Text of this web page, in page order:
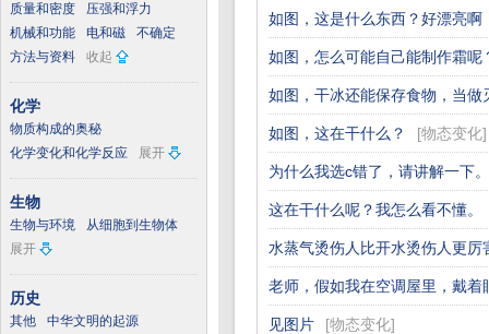
质量和密度
压强和浮力
机械和功能
电和磁
不确定
方法与资料
收起
化学
物质构成的奥秘
化学变化和化学反应
展开
生物
生物与环境
从细胞到生物体
展开
历史
其他
中华文明的起源
如图，这是什么东西？好漂亮啊
如图，怎么可能自己能制作霜呢
如图，干冰还能保存食物，当做
如图，这在干什么？ [物态变化]
为什么我选c错了，请讲解一下。
这在干什么呢？我怎么看不懂。
水蒸气烫伤人比开水烫伤人更厉
老师，假如我在空调屋里，戴着
见图片 [物态变化]